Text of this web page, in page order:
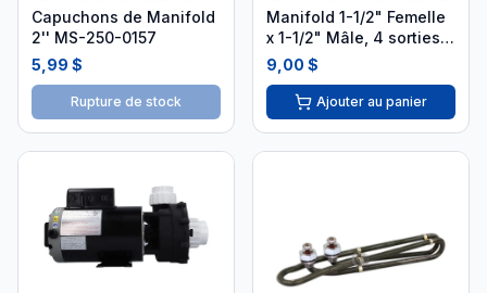
Capuchons de Manifold
2'' MS-250-0157
5,99 $
Rupture de stock
Manifold 1-1/2" Femelle
x 1-1/2" Mâle, 4 sorties
3/4" - 672-4150 i26
9,00 $
Ajouter au panier